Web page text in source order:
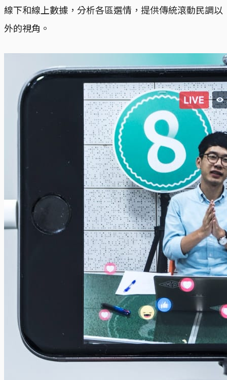
線下和線上數據，分析各區選情，提供傳統滾動民調以
外的視角。